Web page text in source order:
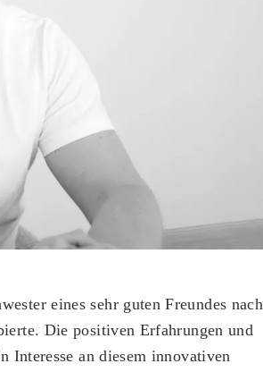
eines sehr guten Freundes nach
Die positiven Erfahrungen und
Interesse an diesem innovativen